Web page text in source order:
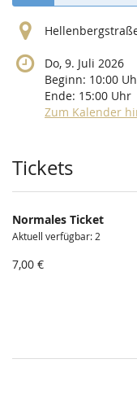
Do, 9. Juli 2026
Beginn: 10:00
Ende: 15:00 Uhr
Zum Kalender
Produkte
Tickets
Normales Ticket
Aktuell verfügbar: 2
7,00 €